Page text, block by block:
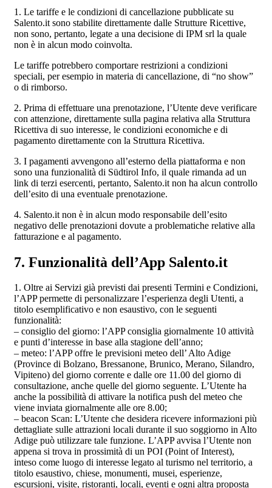
1. Le tariffe e le condizioni di cancellazione pubblicate su
Salento.it sono stabilite direttamente dalle Strutture Ricettive,
non sono, pertanto, legate a una decisione di IPM srl la quale
non è in alcun modo coinvolta.
Le tariffe potrebbero comportare restrizioni a condizioni
speciali, per esempio in materia di cancellazione, di “no show”
o di rimborso.
2. Prima di effettuare una prenotazione, l’Utente deve verificare
con attenzione, direttamente sulla pagina relativa alla Struttura
Ricettiva di suo interesse, le condizioni economiche e di
pagamento direttamente con la Struttura Ricettiva.
3. I pagamenti avvengono all’esterno della piattaforma e non
sono una funzionalità di Südtirol Info, il quale rimanda ad un
link di terzi esercenti, pertanto, Salento.it non ha alcun controllo
dell’esito di una eventuale prenotazione.
4. Salento.it non è in alcun modo responsabile dell’esito
negativo delle prenotazioni dovute a problematiche relative alla
fatturazione e al pagamento.
7. Funzionalità dell’App Salento.it
1. Oltre ai Servizi già previsti dai presenti Termini e Condizioni,
l’APP permette di personalizzare l’esperienza degli Utenti, a
titolo esemplificativo e non esaustivo, con le seguenti
funzionalità:
– consiglio del giorno: l’APP consiglia giornalmente 10 attività
e punti d’interesse in base alla stagione dell’anno;
– meteo: l’APP offre le previsioni meteo dell’ Alto Adige
(Province di Bolzano, Bressanone, Brunico, Merano, Silandro,
Vipiteno) del giorno corrente e dalle ore 11.00 del giorno di
consultazione, anche quelle del giorno seguente. L’Utente ha
anche la possibilità di attivare la notifica push del meteo che
viene inviata giornalmente alle ore 8.00;
– beacon Scan: L’Utente che desidera ricevere informazioni più
dettagliate sulle attrazioni locali durante il suo soggiorno in Alto
Adige può utilizzare tale funzione. L’APP avvisa l’Utente non
appena si trova in prossimità di un POI (Point of Interest),
inteso come luogo di interesse legato al turismo nel territorio, a
titolo esaustivo, chiese, monumenti, musei, esperienze,
escursioni, visite, ristoranti, locali, eventi e ogni altra proposta